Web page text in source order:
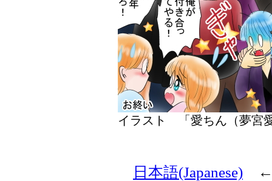
イラスト 「愛ちん（夢
日本語(Japanese)